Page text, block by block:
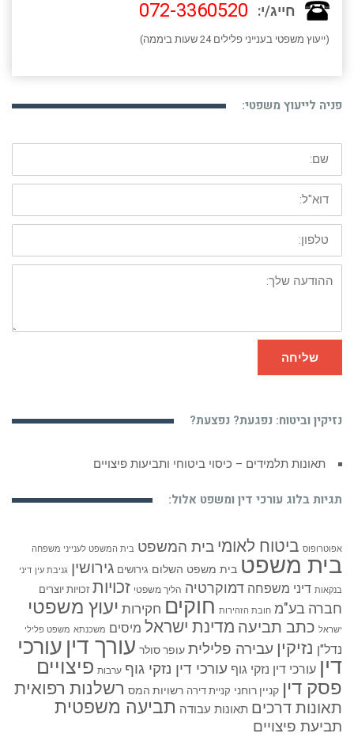
חייג/י: 072-3360520
(ייעוץ משפטי בענייני פלילים 24 שעות ביממה)
פניה לייעוץ משפטי:
שם:
דוא"ל:
טלפון:
ההודעה
שלך:
שליחה
נזיקין וביטוח: נפגעת? נפצעת?
תאונות תלמידים – כיסוי ביטוחי ותביעות פיצויים
תגיות בלוג עורכי דין ומשפט אלול:
אפוטרופוס ביטוח לאומי בית המשפט בית המשפט לענייני משפחה
בית משפט בית משפט השלום גירושים גירושין גניבת עין דיני
בנקאות דיני משפחה דמוקרטיה הליך משפטי זכויות זכויות יוצרים
חברה בע"מ חובת הזהירות חוקים חקירות יעוץ משפטי
ישראל כתב תביעה מדינת ישראל מיסים משכנתא משפט פלילי
נדל"ן נזיקין עבירה פלילית עופר סולר עורך דין עורכי
דין עורכי דין נזקי גוף עורכי דין נזקי גוף ערבות פיצויים
פסק דין קניין רוחני קניית דירה רשויות המס רשלנות רפואית
תאונות דרכים תאונות עבודה תביעה משפטית
תביעת פיצויים